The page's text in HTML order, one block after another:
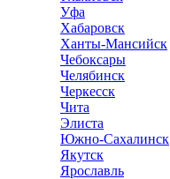
Уфа
Хабаровск
Ханты-Мансийск
Чебоксары
Челябинск
Черкесск
Чита
Элиста
Южно-Сахалинск
Якутск
Ярославль